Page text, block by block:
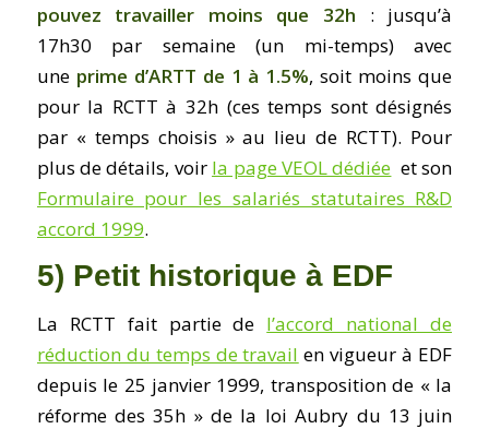
pouvez travailler moins que 32h : jusqu’à
17h30 par semaine (un mi-temps) avec
uneprime d’ARTT de 1 à 1.5%, soit moins que
pour la RCTT à 32h (ces temps sont désignés
par « temps choisis » au lieu de RCTT). Pour
plus de détails, voir la page VEOL dédiée et son
Formulaire pour les salariés statutaires R&D
accord 1999.
5) Petit historique à EDF
La RCTT fait partie de l’accord national de
réduction du temps de travail en vigueur à EDF
depuis le 25 janvier 1999, transposition de « la
réforme des 35h » de la loi Aubry du 13 juin